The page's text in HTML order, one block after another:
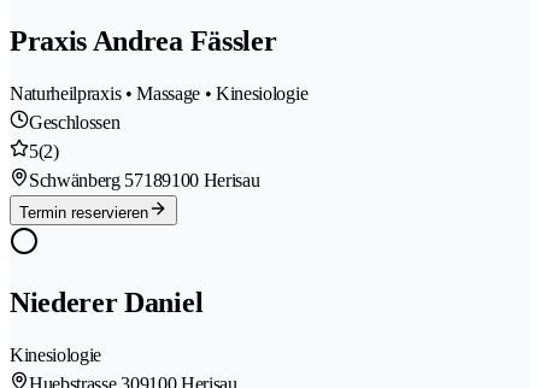
Praxis Andrea Fässler
Naturheilpraxis • Massage • Kinesiologie
Geschlossen
5(2)
Schwänberg 57189100 Herisau
Termin reservieren
Niederer Daniel
Kinesiologie
Huebstrasse 309100 Herisau